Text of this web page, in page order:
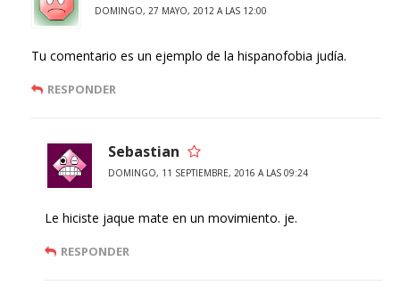
DOMINGO, 27 MAYO, 2012 A LAS 12:00
Tu comentario es un ejemplo de la hispanofobia judía.
RESPONDER
Sebastian
DOMINGO, 11 SEPTIEMBRE, 2016 A LAS 09:24
Le hiciste jaque mate en un movimiento. je.
RESPONDER